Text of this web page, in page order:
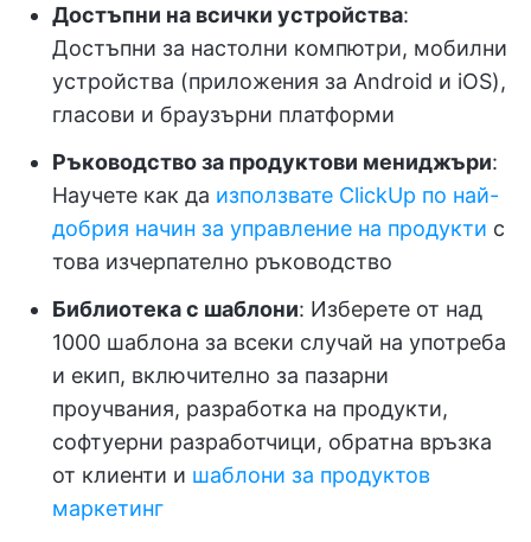
Достъпни на всички устройства:
Достъпни за настолни компютри, мобилни
устройства (приложения за Android и iOS),
гласови и браузърни платформи
Ръководство за продуктови мениджъри:
Научете как да използвате ClickUp по най-
добрия начин за управление на продукти с
това изчерпателно ръководство
Библиотека с шаблони: Изберете от над
1000 шаблона за всеки случай на употреба
и екип, включително за пазарни
проучвания, разработка на продукти,
софтуерни разработчици, обратна връзка
от клиенти и шаблони за продуктов
маркетинг